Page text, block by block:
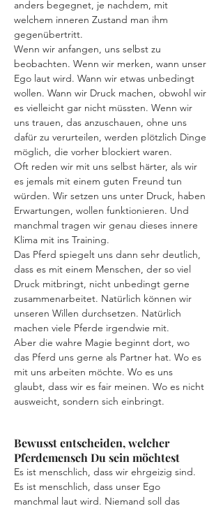
anders begegnet, je nachdem, mit
welchem inneren Zustand man ihm
gegenübertritt.
Wenn wir anfangen, uns selbst zu
beobachten. Wenn wir merken, wann unser
Ego laut wird. Wann wir etwas unbedingt
wollen. Wann wir Druck machen, obwohl wir
es vielleicht gar nicht müssten. Wenn wir
uns trauen, das anzuschauen, ohne uns
dafür zu verurteilen, werden plötzlich Dinge
möglich, die vorher blockiert waren.
Oft reden wir mit uns selbst härter, als wir
es jemals mit einem guten Freund tun
würden. Wir setzen uns unter Druck, haben
Erwartungen, wollen funktionieren. Und
manchmal tragen wir genau dieses innere
Klima mit ins Training.
Das Pferd spiegelt uns dann sehr deutlich,
dass es mit einem Menschen, der so viel
Druck mitbringt, nicht unbedingt gerne
zusammenarbeitet. Natürlich können wir
unseren Willen durchsetzen. Natürlich
machen viele Pferde irgendwie mit.
Aber die wahre Magie beginnt dort, wo
das Pferd uns gerne als Partner hat. Wo es
mit uns arbeiten möchte. Wo es uns
glaubt, dass wir es fair meinen. Wo es nicht
ausweicht, sondern sich einbringt.
Bewusst entscheiden, welcher
Pferdemensch Du sein möchtest
Es ist menschlich, dass wir ehrgeizig sind.
Es ist menschlich, dass unser Ego
manchmal laut wird. Niemand soll das